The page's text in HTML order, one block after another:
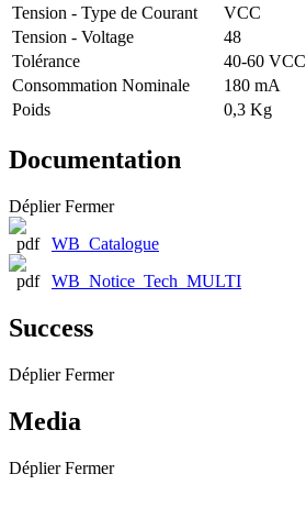
Tension - Type de Courant
VCC
Tension - Voltage
48
Tolérance
40-60 VCC
Consommation Nominale
180 mA
Poids
0,3 Kg
Documentation
Déplier Fermer
WB_Catalogue
WB_Notice_Tech_MULTI
Success
Déplier Fermer
Media
Déplier Fermer